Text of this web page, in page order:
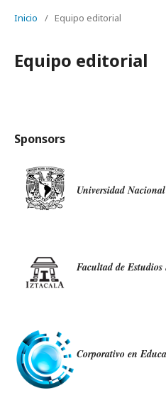
Inicio / Equipo editorial
Equipo editorial
Sponsors
Universidad
Facultad de
Corporativo en